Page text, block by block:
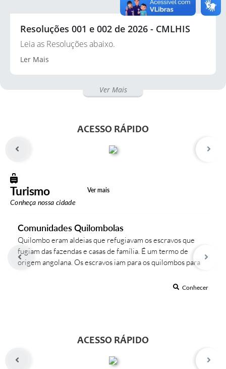
Ver Mais
Resoluções 001 e 002 de 2026 - CMLHIS
Leia as Resoluções abaixo.
Ler Mais
ACESSO RÁPIDO
Turismo
Conheça nossa cidade
Ver mais
Comunidades Quilombolas
Quilombo eram aldeias que refugiavam os escravos que
fugiam das fazendas e casas de família. É um termo de
origem angolana. Os escravos iam para os quilombos para
explorados e sofriam maus-tratos.Os quilombos eramConhecer
ACESSO RÁPIDO